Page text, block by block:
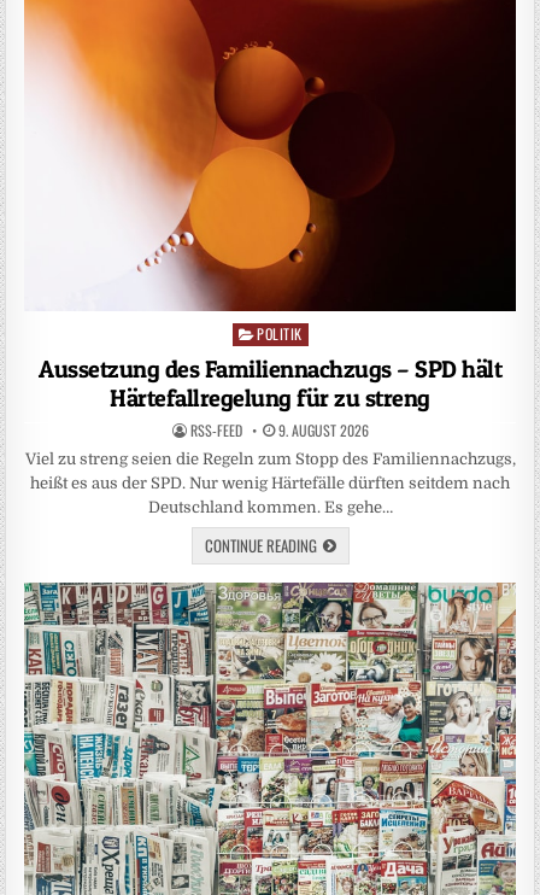
Posted
POLITIK
Aussetzung des Familiennachzugs – SPD hält
Härtefallregelung für zu streng
RSS-FEED 9. AUGUST 2026
Viel zu streng seien die Regeln zum Stopp des Familiennachzugs,
heißt es aus der SPD. Nur wenig Härtefälle dürften seitdem nach
Deutschland kommen. Es gehe…
CONTINUE READING